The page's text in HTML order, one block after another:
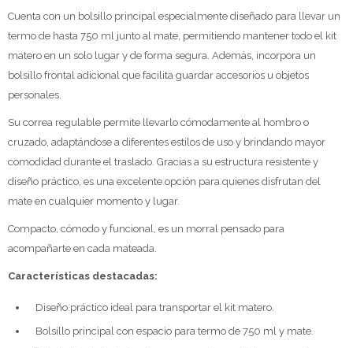
Cuenta con un bolsillo principal especialmente diseñado para llevar un
termo de hasta 750 ml junto al mate, permitiendo mantener todo el kit
matero en un solo lugar y de forma segura. Además, incorpora un
bolsillo frontal adicional que facilita guardar accesorios u objetos
personales.
Su correa regulable permite llevarlo cómodamente al hombro o
cruzado, adaptándose a diferentes estilos de uso y brindando mayor
comodidad durante el traslado. Gracias a su estructura resistente y
diseño práctico, es una excelente opción para quienes disfrutan del
mate en cualquier momento y lugar.
Compacto, cómodo y funcional, es un morral pensado para
acompañarte en cada mateada.
Características destacadas:
Diseño práctico ideal para transportar el kit matero.
Bolsillo principal con espacio para termo de 750 ml y mate.